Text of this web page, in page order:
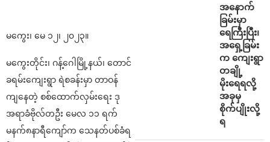
မကွေး၊ မေ ၁၂၊ ၂၀၂၃။
မကွေးတိုင်း၊ ဂန့်ဂေါမြို့နယ်၊ တောင်
ခရမ်းကျေးရွာ ရဲစခန်းမှာ တာဝန်
ကျနေတဲ့ စစ်ထောက်လှမ်းရေး ဒု
အရာခံဗိုလ်တဦး မေလ ၁၁ ရက်
မနက်၈နာရီကျော်က သေနတ်ပစ်ခံရ
အနောက်
ခြမ်းမှာ
ရေကြီးပြီး၊
အရှေ့ခြမ်း
က ကျေးရွာ
တချို့
မိုးရေရလို့
အခုမှ
စိုက်ပျိုးလို့
ရ